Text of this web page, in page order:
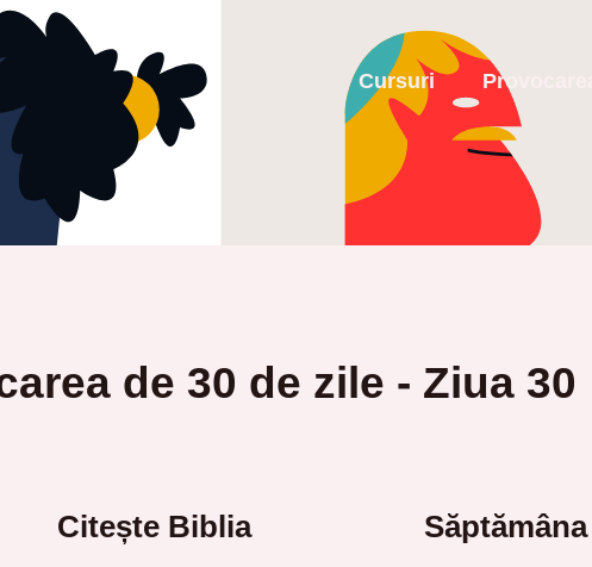
Cursuri
de 30 de zile - Ziua 30
Citește Biblia